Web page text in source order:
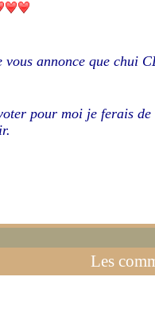
vous annonce que chui
pour moi je ferais
Les